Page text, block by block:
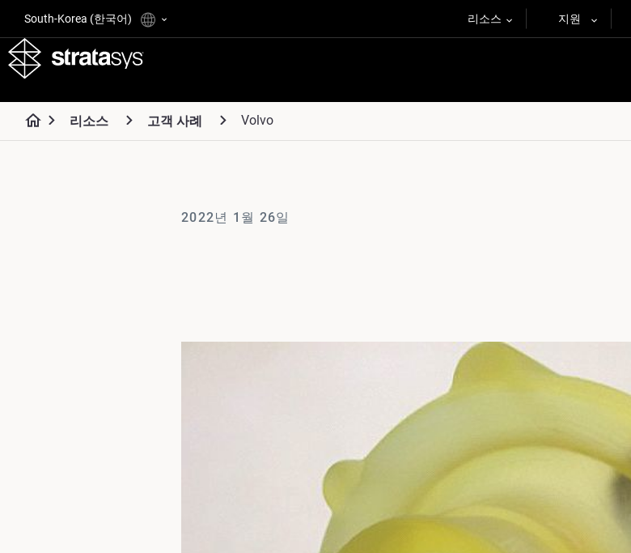
South-Korea (한국어) 리소스 지원
리소스 고객 사례 Volvo
2022년 1월 26일